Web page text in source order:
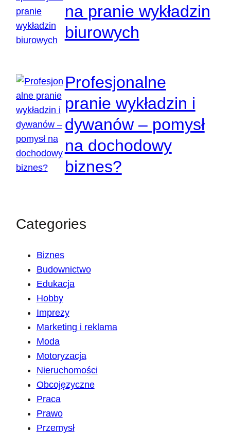
na pranie wykładzin
biurowych
Profesjonalne
pranie wykładzin i
dywanów – pomysł
na dochodowy
biznes?
Categories
Biznes
Budownictwo
Edukacja
Hobby
Imprezy
Marketing i reklama
Moda
Motoryzacja
Nieruchomości
Obcojęzyczne
Praca
Prawo
Przemysł